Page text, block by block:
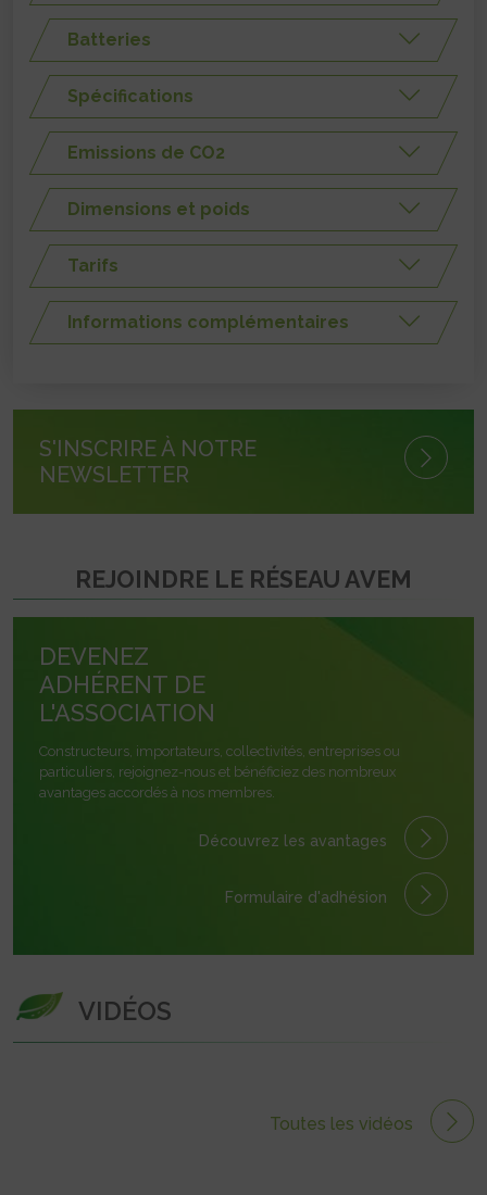
Batteries
Spécifications
Emissions de CO2
Dimensions et poids
Tarifs
Informations complémentaires
S'INSCRIRE À NOTRE
NEWSLETTER
REJOINDRE LE RÉSEAU AVEM
DEVENEZ
ADHÉRENT DE
L'ASSOCIATION
Constructeurs, importateurs, collectivités, entreprises ou
particuliers, rejoignez-nous et bénéficiez des nombreux
avantages accordés à nos membres.
Découvrez les avantages
Formulaire d'adhésion
VIDÉOS
Toutes les vidéos